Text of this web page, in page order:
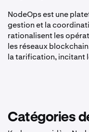
NodeOps est une
gestion et la
rationalisent les
les réseaux
la tarification, incitant
Catégories